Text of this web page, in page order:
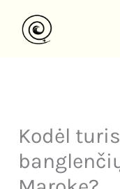
turinio
Kodėl